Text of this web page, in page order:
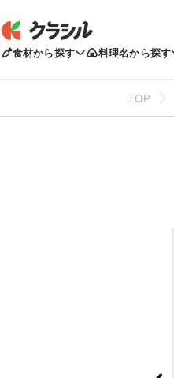
食材から探す 料理名から探す
TOP